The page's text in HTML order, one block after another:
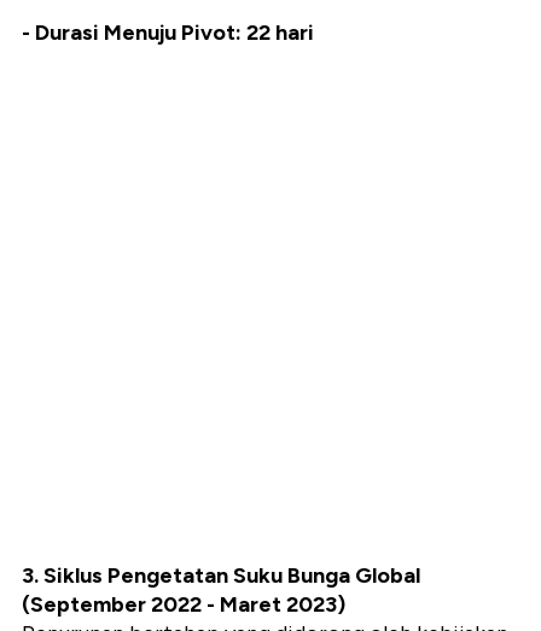
- Durasi Menuju Pivot: 22 hari
3. Siklus Pengetatan Suku Bunga Global
(September 2022 - Maret 2023)